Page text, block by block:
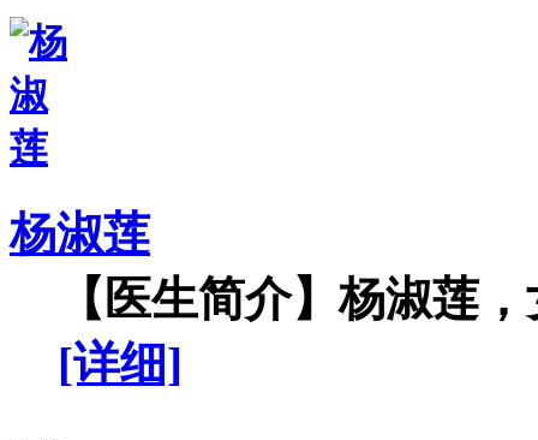
杨淑莲
【医生简介】杨淑莲
[详细]